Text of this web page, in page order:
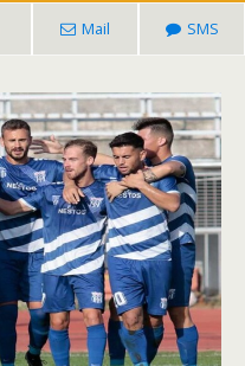
Mail SMS